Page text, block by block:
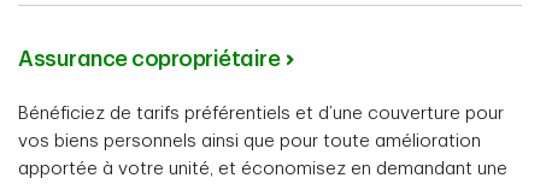
Assurance copropriétaire
Bénéficiez de tarifs préférentiels et d’une couverture pour
vos biens personnels ainsi que pour toute amélioration
apportée à votre unité, et économisez en demandant une